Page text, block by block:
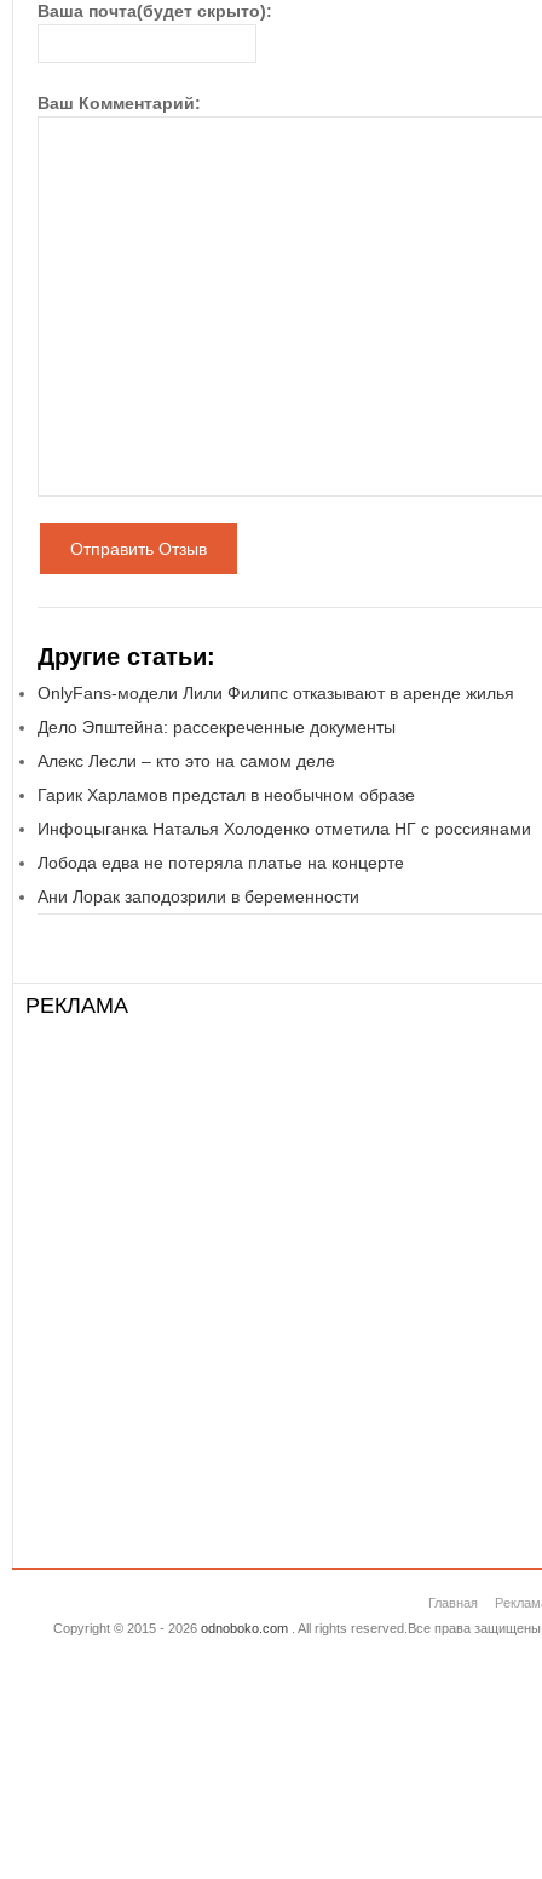
Ваша почта(будет скрыто):
Ваш Комментарий:
Отправить Отзыв
Другие статьи:
OnlyFans-модели Лили Филипс отказывают в аренде жилья
Дело Эпштейна: рассекреченные документы
Алекс Лесли – кто это на самом деле
Гарик Харламов предстал в необычном образе
Инфоцыганка Наталья Холоденко отметила НГ с россиянами
Лобода едва не потеряла платье на концерте
Ани Лорак заподозрили в беременности
РЕКЛАМА
Главная
Copyright © 2015 - 2026 odnoboko.com. All rights reserved.Все права защищены.